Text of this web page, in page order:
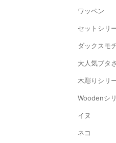
ワッペン
セットシリ
ダックスモ
大人気ブタ
木彫りシリ
Woodenシ
イヌ
ネコ